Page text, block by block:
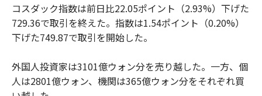
コスダック指数は前日比22.05ポイント（2.93%）下げた
729.36で取引を終えた。指数は1.54ポイント（0.20%）
下げた749.87で取引を開始した。
外国人投資家は3101億ウォン分を売り越した。一方、個
人は2801億ウォン、機関は365億ウォン分をそれぞれ買